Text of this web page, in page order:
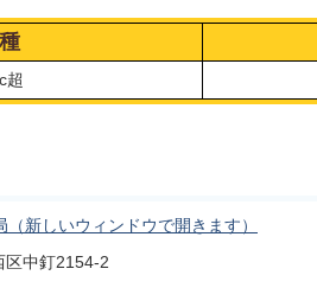
超
新しいウィンドウで開きます）
区中釘2154-2